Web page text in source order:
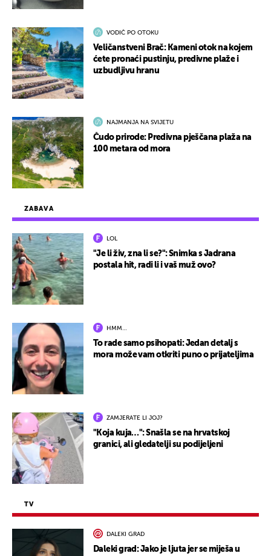
ZABAVA
LOL
"Je li živ, zna li se?": Snimka s Jadrana
postala hit, radi li i vaš muž ovo?
HMM…
To rade samo psihopati: Jedan detalj s
mora može vam otkriti puno o prijateljima
ZAMJERATE LI JOJ?
"Koja kuja…": Snašla se na hrvatskoj
granici, ali gledatelji su podijeljeni
TV
DALEKI GRAD
Daleki grad: Jako je ljuta jer se miješa u
VODIČ PO OTOKU
Veličanstveni Brač: Kameni otok na kojem
ćete pronaći pustinju, predivne plaže i
uzbudljivu hranu
NAJMANJA NA SVIJETU
Čudo prirode: Predivna pješčana plaža na
100 metara od mora